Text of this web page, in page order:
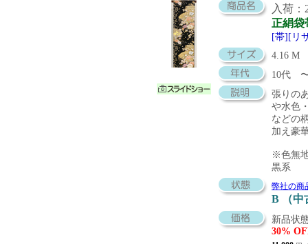
入荷：
正絹袋
[帯][リ
4.16 M
10代
張りの
や水色
などの
加え豪
※色無
黒系
弊社の商
B （中
新品状
30%